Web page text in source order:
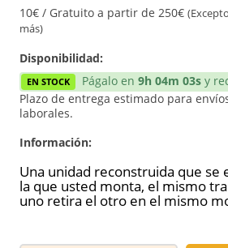
10€ / Gratuito a partir de 250€
más)
Disponibilidad:
EN STOCK Págalo en 9h 04m 03s y
Plazo de entrega estimado para
laborales.
Información:
Una unidad reconstruida que se
la que usted monta, el mismo
uno retira el otro en el mismo